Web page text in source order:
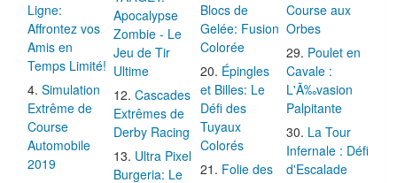
Ligne:
Affrontez vos
Amis en
Temps Limité!
Simulation
Extrême de
Course
Automobile
2019
Apocalypse
Zombie - Le
Jeu de Tir
Ultime
Cascades
Extrêmes de
Derby Racing
Ultra Pixel
Burgeria: Le
Blocs de
Gelée: Fusion
Colorée
Épingles
et Billes: Le
Défi des
Tuyaux
Colorés
Folie des
Course aux
Orbes
Poulet en
Cavale :
L'Ã‰vasion
Palpitante
La Tour
Infernale : Défi
d'Escalade